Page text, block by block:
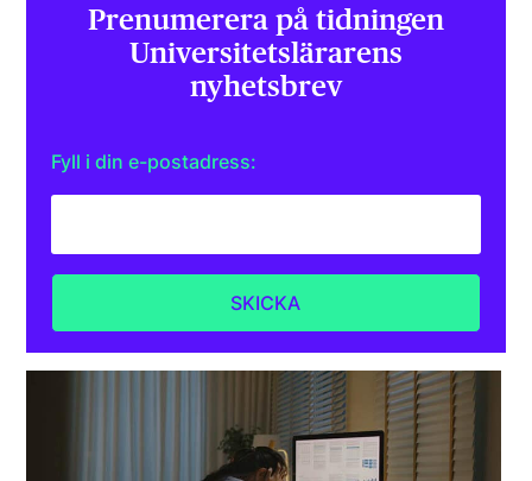
Prenumerera på tidningen
Universitets­lärarens
nyhetsbrev
Fyll i din e-postadress: